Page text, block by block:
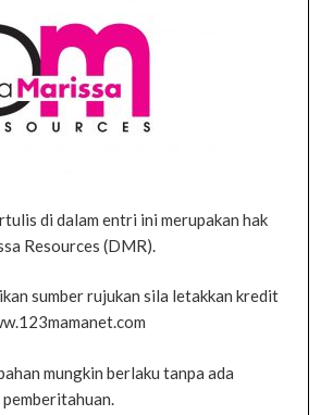
di dalam entri ini merupakan hak
Resources (DMR).
sumber rujukan sila letakkan kredit
mungkin berlaku tanpa ada